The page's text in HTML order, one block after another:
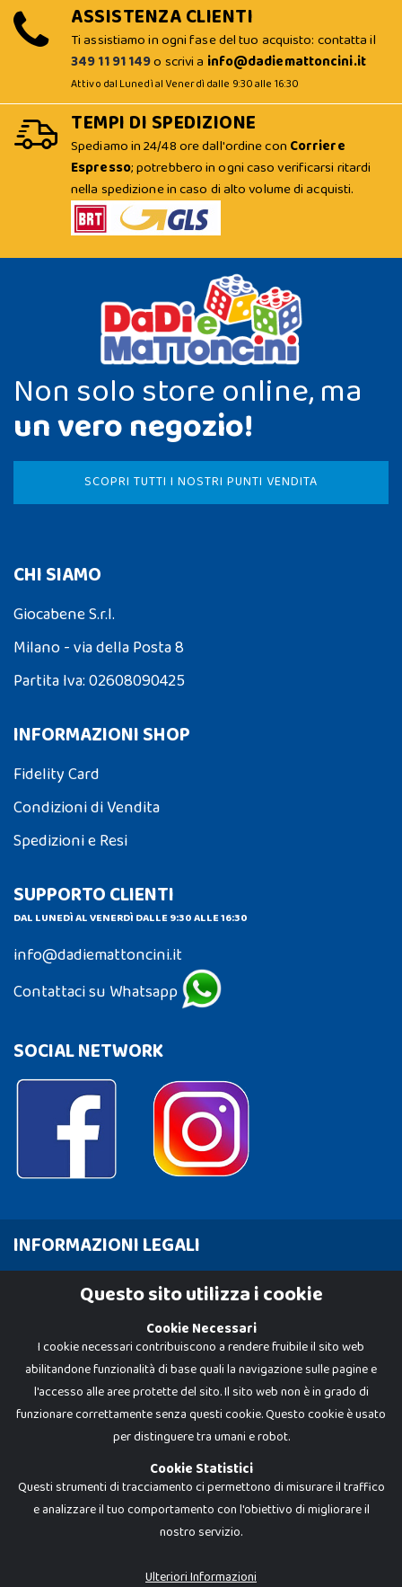
ASSISTENZA CLIENTI
Ti assistiamo in ogni fase del tuo acquisto: contatta il
349 11 91 149o scrivi a info@dadiemattoncini.it
Attivo dal Lunedì al Venerdì dalle 9:30 alle 16:30
TEMPI DI SPEDIZIONE
Spediamo in 24/48 ore dall'ordine con Corriere
Espresso; potrebbero in ogni caso verificarsi ritardi
nella spedizione in caso di alto volume di acquisti.
Non solo store online, ma
un vero negozio!
SCOPRI TUTTI I NOSTRI PUNTI VENDITA
CHI SIAMO
Giocabene S.r.l.
Milano - via della Posta 8
Partita Iva: 02608090425
INFORMAZIONI SHOP
Fidelity Card
Condizioni di Vendita
Spedizioni e Resi
SUPPORTO CLIENTI
DAL LUNEDÌ AL VENERDÌ DALLE 9:30 ALLE 16:30
info@dadiemattoncini.it
Contattaci su Whatsapp
SOCIAL NETWORK
INFORMAZIONI LEGALI
Cookie Policy
Dadi e Mattoncini è un brand di Giocabene Srl. Ogni riproduzione o utilizzo non
I prezzi e le promozioni pubblicate potrebbero differire da quanto esposto in
Questo sito utilizza i cookie
Cookie Necessari
I cookie necessari contribuiscono a rendere fruibile il sito web
abilitandone funzionalità di base quali la navigazione sulle pagine e
l'accesso alle aree protette del sito. Il sito web non è in grado di
funzionare correttamente senza questi cookie. Questo cookie è usato
per distinguere tra umani e robot.
Cookie Statistici
Questi strumenti di tracciamento ci permettono di misurare il traffico
e analizzare il tuo comportamento con l'obiettivo di migliorare il
nostro servizio.
Ulteriori Informazioni